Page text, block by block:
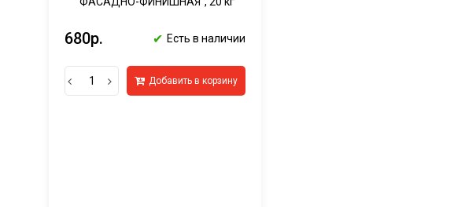
680р. ✔ Есть в наличии
Добавить в корзину